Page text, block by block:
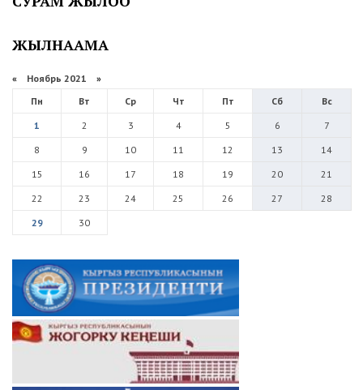
ЖЫЛНААМА
« Ноябрь 2021 »
Пн
Вт Ср Чт Пт Сб
Вс
1
2 3 4 5 6
7
8
9 10 11 12 13
14
15
16 17 18 19 20
21
22
23 24 25 26 27
28
29
30